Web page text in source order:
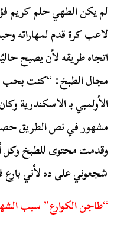
لم يكن الطهي حلم كريم
لاعب كرة قدم لمهاراته
اتجاه طريقه لأن يصبح
مجال الطبخ: “كنت بحب
الأولمبي بـ الاسكندرية
مشهور في نص الطريق
وقدمت محتوى للطبخ وكل
شجعوني على ده لأني
“طاجن الكوارع” سبب